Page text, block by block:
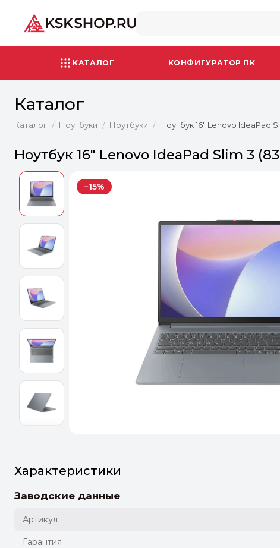
КАТАЛОГ КОНФИГУРАТОР ПК
Каталог
Каталог / Ноутбуки / Ноутбуки / Ноутбук 16" Lenovo IdeaPad
Ноутбук 16" Lenovo IdeaPad Slim 3
−15%
Характеристики
Заводские данные
Артикул
Гарантия